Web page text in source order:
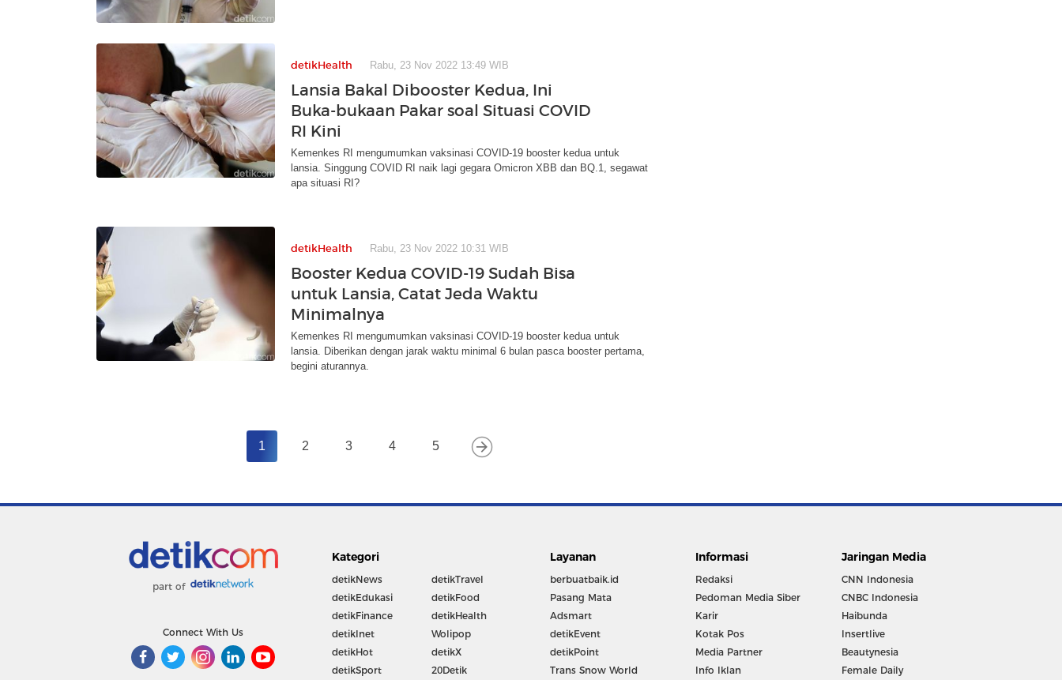
detikHealth Rabu, 23 Nov 2022 13:49 WIB
Lansia Bakal Dibooster Kedua, Ini
Buka-bukaan Pakar soal Situasi COVID
RI Kini
Kemenkes RI mengumumkan vaksinasi COVID-19 booster kedua untuk
lansia. Singgung COVID RI naik lagi gegara Omicron XBB dan BQ.1, segawat
apa situasi RI?
detikHealth Rabu, 23 Nov 2022 10:31 WIB
Booster Kedua COVID-19 Sudah Bisa
untuk Lansia, Catat Jeda Waktu
Minimalnya
Kemenkes RI mengumumkan vaksinasi COVID-19 booster kedua untuk
lansia. Diberikan dengan jarak waktu minimal 6 bulan pasca booster pertama,
begini aturannya.
1 2 3 4 5
part of
Connect With Us
Kategori
detikNews
detikEdukasi
detikFinance
detikInet
detikHot
detikSport
detikTravel
detikFood
detikHealth
Wolipop
detikX
20Detik
Layanan
berbuatbaik.id
Pasang Mata
Adsmart
detikEvent
detikPoint
Trans Snow World
Informasi
Redaksi
Pedoman Media Siber
Karir
Kotak Pos
Media Partner
Info Iklan
Jaringan Media
CNN Indonesia
CNBC Indonesia
Haibunda
Insertlive
Beautynesia
Female Daily